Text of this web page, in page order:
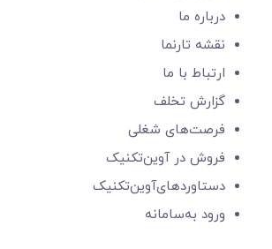
درباره ما
نقشه تارنما
ارتباط با ما
گزارش‌ تخلف
فرصت‌های شغلی
فروش در آوین‌تکنیک
دستاوردهای‌آوین‌تکنیک
ورود به‌سامانه